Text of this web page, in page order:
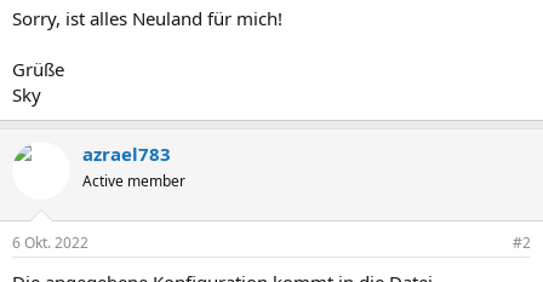
Sorry, ist alles Neuland für mich!
Grüße
Sky
azrael783
Active member
6 Okt. 2022 #2